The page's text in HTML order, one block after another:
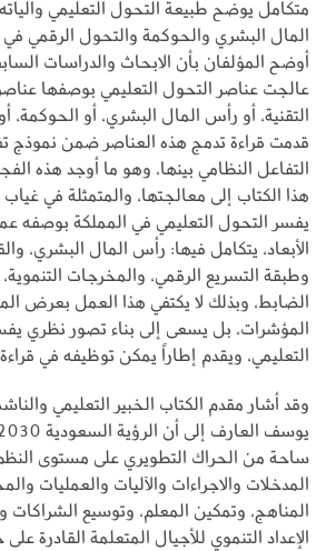
متكامل يوضح طبيعة التحول التعليمي
المال البشري والحوكمة والتحول الرقمي في
أوضح المؤلفان بأن الابحاث والدراسات
عالجت عناصر التحول التعليمي بوصفها
التقنية، أو رأس المال البشري، أو الحوكمة،
قدمت قراءة تدمج هذه العناصر ضمن
التفاعل النظامي بينها، وهو ما أوجد هذه
هذا الكتاب إلى معالجتها، والمتمثلة في
يفسر التحول التعليمي في المملكة بوصفه
الأبعاد، يتكامل فيها: رأس المال البشري،
وطبقة التسريع الرقمي، والمخرجات التنموية،
الضابط، وبذلك لا يكتفي هذا العمل بعرض
المؤشرات، بل يسعى إلى بناء تصور نظري
التعليمي، ويقدم إطاراً يمكن توظيفه في
وقد أشار مقدم الكتاب الخبير التعليمي
ساحة من الحراك التطويري على مستوى
المدخلات والاجراءات والآليات والعمليات
المناهج، وتمكين المعلم، وتوسيع
الإعداد التنموي للأجيال المتعلمة القادرة